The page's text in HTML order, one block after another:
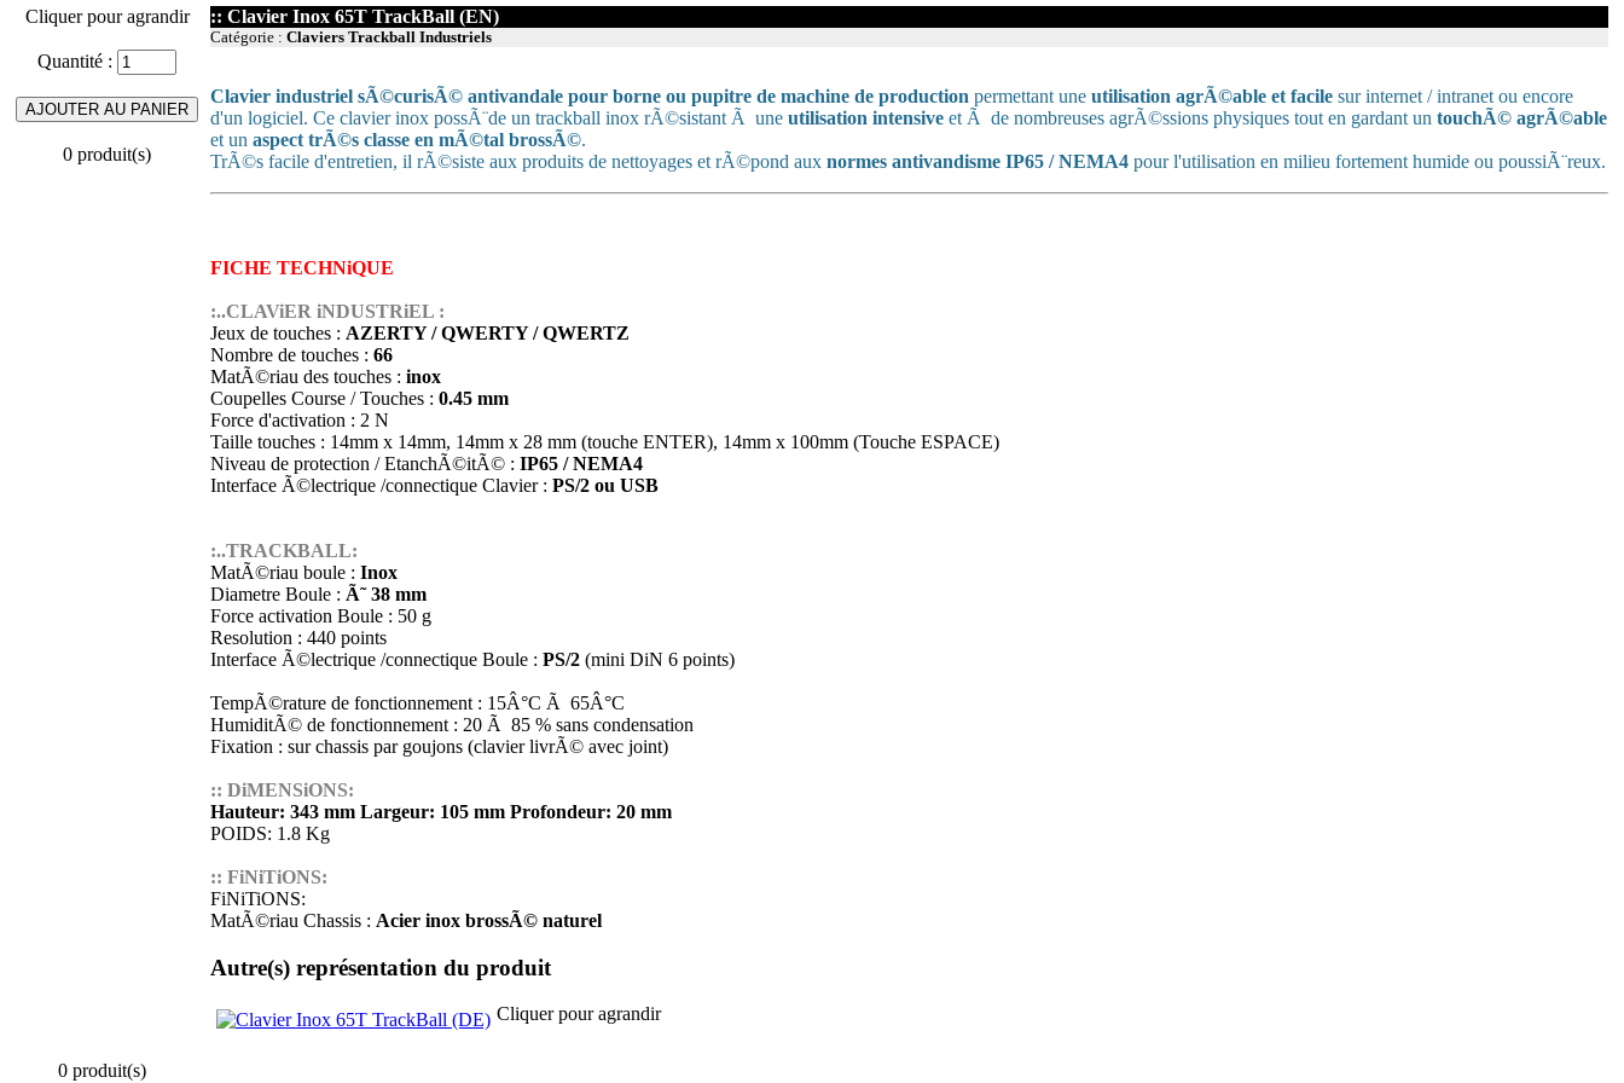
Cliquer pour agrandir
Quantité :
0 produit(s)
:: Clavier Inox 65T TrackBall (EN)
Catégorie : Claviers Trackball Industriels
Clavier industriel sÃ©curisÃ© antivandale pour borne ou pupitre de machine de production permettant une utilisation agrÃ©able et facile sur internet / intranet ou encore
d'un logiciel. Ce clavier inox possÃ¨de un trackball inox rÃ©sistant Ã une utilisation intensive et Ã de nombreuses agrÃ©ssions physiques tout en gardant un touchÃ© agrÃ©able
et un aspect trÃ©s classe en mÃ©tal brossÃ©.
TrÃ©s facile d'entretien, il rÃ©siste aux produits de nettoyages et rÃ©pond aux normes antivandisme IP65 / NEMA4 pour l'utilisation en milieu fortement humide ou poussiÃ¨reux.
FICHE TECHNiQUE
:..CLAViER iNDUSTRiEL :
Jeux de touches : AZERTY / QWERTY / QWERTZ
Nombre de touches : 66
MatÃ©riau des touches : inox
Coupelles Course / Touches : 0.45 mm
Force d'activation : 2 N
Taille touches : 14mm x 14mm, 14mm x 28 mm (touche ENTER), 14mm x 100mm (Touche ESPACE)
Niveau de protection / EtanchÃ©itÃ© : IP65 / NEMA4
Interface Ã©lectrique /connectique Clavier : PS/2 ou USB
:..TRACKBALL:
MatÃ©riau boule : Inox
Diametre Boule : Ã˜ 38 mm
Force activation Boule : 50 g
Resolution : 440 points
Interface Ã©lectrique /connectique Boule : PS/2 (mini DiN 6 points)
TempÃ©rature de fonctionnement : 15Â°C Ã 65Â°C
HumiditÃ© de fonctionnement : 20 Ã 85 % sans condensation
Fixation : sur chassis par goujons (clavier livrÃ© avec joint)
:: DiMENSiONS:
Hauteur: 343 mm Largeur: 105 mm Profondeur: 20 mm
POIDS: 1.8 Kg
:: FiNiTiONS:
FiNiTiONS:
MatÃ©riau Chassis : Acier inox brossÃ© naturel
Autre(s) représentation du produit
Cliquer pour agrandir
0 produit(s)